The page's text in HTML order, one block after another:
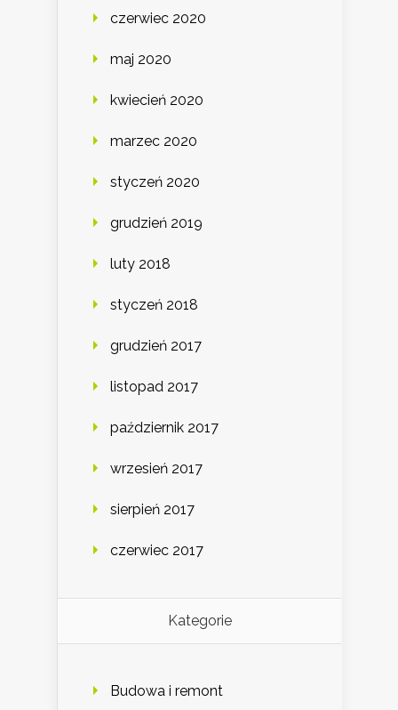
czerwiec 2020
maj 2020
kwiecień 2020
marzec 2020
styczeń 2020
grudzień 2019
luty 2018
styczeń 2018
grudzień 2017
listopad 2017
październik 2017
wrzesień 2017
sierpień 2017
czerwiec 2017
Kategorie
Budowa i remont